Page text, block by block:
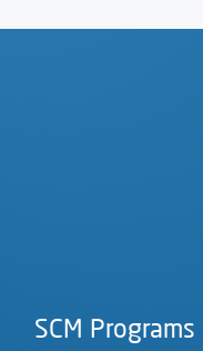
SCM Programs